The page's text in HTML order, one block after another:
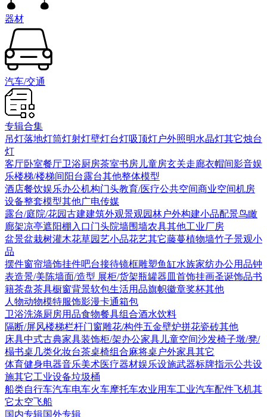
器材
汽车/交通
专辑合集
吊灯落地灯筒灯射灯壁灯台灯吸顶灯户外照明水晶灯其它烛台
灯
客厅卧室餐厅卫浴厨房茶室书房 儿童房玄关走廊衣帽间影音娱
乐楼梯/楼梯间 阳台露台其他整体模型
酒店餐饮娱乐办公机构门头教育/医疗公共空间商业空间机房
设备整套模型其他广电传媒
露台/庭院/花园古建建筑外观景观园林户外构建小品配景鸟瞰
廊架凉亭遮阳棚 入口门头院墙围墙农具其他工业厂房
盆景盆栽树灌木花草园艺小品花艺其它藤蔓植物墙竹子景观小
品
摆件窗帘墙饰挂件吧台接待镜框雕塑鱼缸水族家纺办公用品钟
表造景/美陈墙面/造型 展柜/货架瓶罐器皿 首饰挂画圣诞饰品书
籍茶盘茶具橱窗背景软包生活用品旗帜徽章奖杯其他
人物动物模特服饰影漫卡通箱包
卫浴洗涤厨房用品食物餐具组合酒水饮料
隔断/屏风楼梯栏杆门窗雕花/构件五金壁炉拼花瓷砖其他
床具中式古典家具装饰柜/架办公家具 儿童空间沙发椅子墩/凳/
榻书桌 几类化妆台茶桌椅组合麻将桌 户外家具其它
体育健身电器音乐美术医疗器材娱乐设施武器标牌指示公共设
施其它工业设备垃圾桶
船类自行车汽车电车火车摩托车农业用车工业汽车配件飞机其
它太空飞船
国内专辑国外专辑